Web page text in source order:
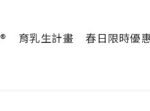
育乳生計畫 春日限時優